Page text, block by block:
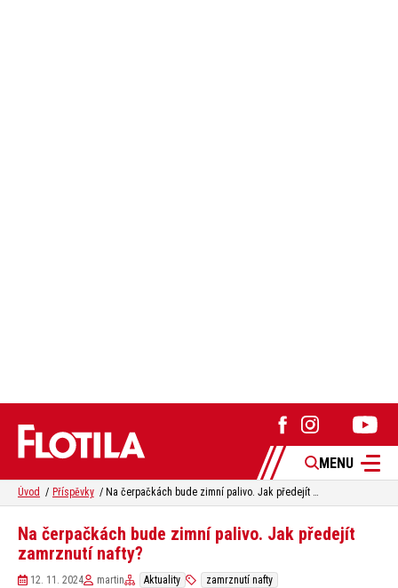
MENU
Úvod Příspěvky Na čerpačkách bude zimní palivo. Jak předejít zamrznutí nafty?
Na čerpačkách bude zimní palivo. Jak předejít
zamrznutí nafty?
12. 11. 2024 martin Aktuality zamrznutí nafty